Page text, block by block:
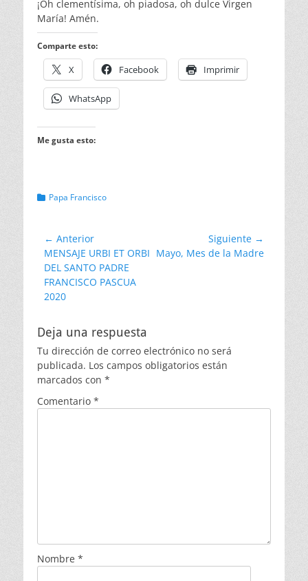
¡Oh clementísima, oh piadosa, oh dulce Virgen
María! Amén.
Comparte esto:
X Facebook Imprimir
WhatsApp
Me gusta esto:
Categorias
Papa Francisco
Navegación
de
entradas
← Anterior
Entrada
anterior:
MENSAJE URBI ET ORBI
DEL SANTO PADRE
FRANCISCO PASCUA
2020
Siguiente →
Entrada
Mayo, Mes de la Madre
Deja una respuesta
Tu dirección de correo electrónico no será
publicada. Los campos obligatorios están
marcados con *
Comentario *
Nombre *